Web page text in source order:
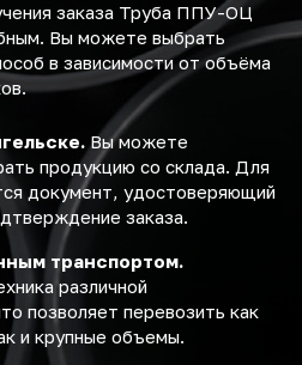
заказа Труба ППУ-ОЦ
Вы можете выбрать
в зависимости от объёма
Вы можете
продукцию со склада. Для
документ, удостоверяющий
заказа.
транспортом.
различной
позволяет перевозить как
и крупные объемы.